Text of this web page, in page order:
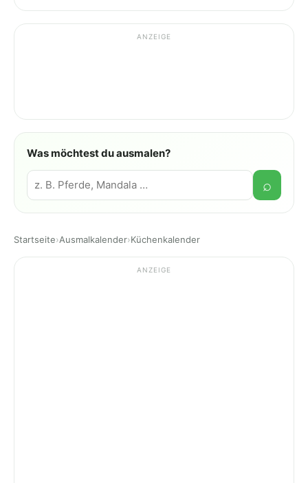
ANZEIGE
Was möchtest du ausmalen?
Suche
⌕
Startseite›Ausmalkalender›Küchenkalender
ANZEIGE